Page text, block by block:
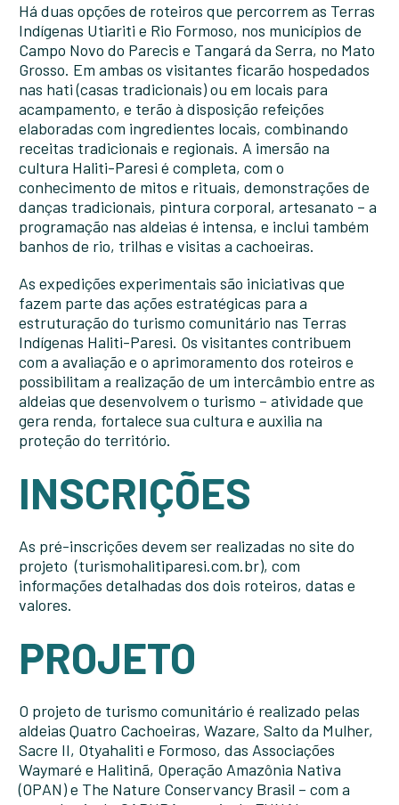
Há duas opções de roteiros que percorrem as Terras
Indígenas Utiariti e Rio Formoso, nos municípios de
Campo Novo do Parecis e Tangará da Serra, no Mato
Grosso. Em ambas os visitantes ficarão hospedados
nas hati (casas tradicionais) ou em locais para
acampamento, e terão à disposição refeições
elaboradas com ingredientes locais, combinando
receitas tradicionais e regionais. A imersão na
cultura Haliti-Paresi é completa, com o
conhecimento de mitos e rituais, demonstrações de
danças tradicionais, pintura corporal, artesanato – a
programação nas aldeias é intensa, e inclui também
banhos de rio, trilhas e visitas a cachoeiras.
As expedições experimentais são iniciativas que
fazem parte das ações estratégicas para a
estruturação do turismo comunitário nas Terras
Indígenas Haliti-Paresi. Os visitantes contribuem
com a avaliação e o aprimoramento dos roteiros e
possibilitam a realização de um intercâmbio entre as
aldeias que desenvolvem o turismo – atividade que
gera renda, fortalece sua cultura e auxilia na
proteção do território.
INSCRIÇÕES
As pré-inscrições devem ser realizadas no site do
projeto (turismohalitiparesi.com.br), com
informações detalhadas dos dois roteiros, datas e
valores.
PROJETO
O projeto de turismo comunitário é realizado pelas
aldeias Quatro Cachoeiras, Wazare, Salto da Mulher,
Sacre II, Otyahaliti e Formoso, das Associações
Waymaré e Halitinã, Operação Amazônia Nativa
(OPAN) e The Nature Conservancy Brasil – com a